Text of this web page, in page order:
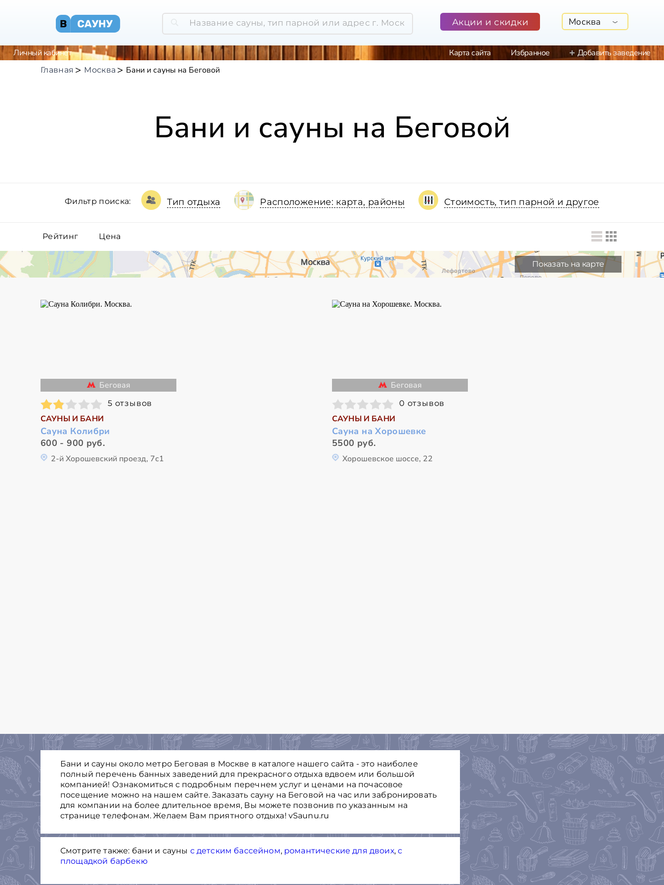
Акции и скидки Москва
Личный кабинет Карта сайта Избранное Добавить заведение
Главная Москва Бани и сауны на Беговой
Бани и сауны на Беговой
Фильтр поиска: Тип отдыха Расположение: карта, районы Стоимость, тип парной и другое
Рейтинг Цена
Показать на карте
Беговая
5 отзывов
САУНЫ И БАНИ
Сауна Колибри
600 - 900 руб.
2-й Хорошевский проезд, 7с1
Беговая
0 отзывов
САУНЫ И БАНИ
Сауна на Хорошевке
5500 руб.
Хорошевское шоссе, 22
Бани и сауны около метро Беговая в Москве в каталоге нашего сайта - это наиболее
полный перечень банных заведений для прекрасного отдыха вдвоем или большой
компанией! Ознакомиться с подробным перечнем услуг и ценами на почасовое
посещение можно на нашем сайте. Заказать сауну на Беговой на час или забронировать
для компании на более длительное время, Вы можете позвонив по указанным на
странице телефонам. Желаем Вам приятного отдыха! vSaunu.ru
Смотрите также: бани и сауны с детским бассейном, романтические для двоих,с
площадкой барбекю